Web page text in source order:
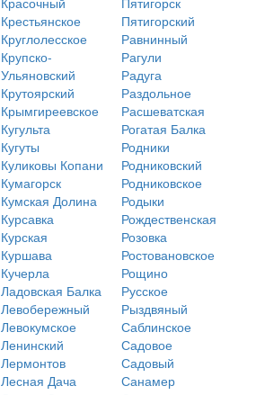
Крестьянское
Круглолесское
Крупско-
Ульяновский
Крутоярский
Крымгиреевское
Кугульта
Кугуты
Куликовы Копани
Кумагорск
Кумская Долина
Курсавка
Курская
Куршава
Кучерла
Ладовская Балка
Левобережный
Левокумское
Ленинский
Лермонтов
Лесная Дача
Пятигорский
Равнинный
Рагули
Радуга
Раздольное
Расшеватская
Рогатая Балка
Родники
Родниковский
Родниковское
Родыки
Рождественская
Розовка
Ростовановское
Рощино
Русское
Рыздвяный
Саблинское
Садовое
Садовый
Санамер